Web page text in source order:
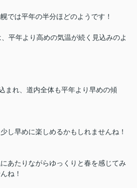
では平年の半分ほどのようです！
平年より高めの気温が続く見込みのよ
まれ、道内全体も平年より早めの傾
し早めに楽しめるかもしれませんね！
あたりながらゆっくりと春を感じてみ
ね！